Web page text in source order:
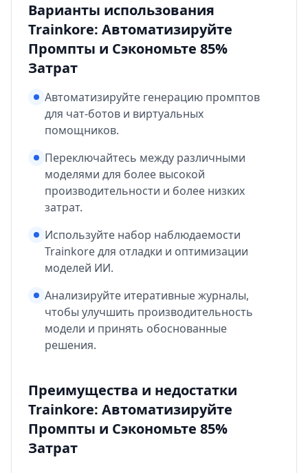
Варианты использования
Trainkore: Автоматизируйте
Промпты и Сэкономьте 85%
Затрат
Автоматизируйте генерацию промптов
для чат-ботов и виртуальных
помощников.
Переключайтесь между различными
моделями для более высокой
производительности и более низких
затрат.
Используйте набор наблюдаемости
Trainkore для отладки и оптимизации
моделей ИИ.
Анализируйте итеративные журналы,
чтобы улучшить производительность
модели и принять обоснованные
решения.
Преимущества и недостатки
Trainkore: Автоматизируйте
Промпты и Сэкономьте 85%
Затрат